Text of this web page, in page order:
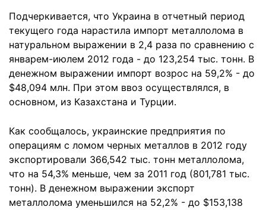
Подчеркивается, что Украина в отчетный период
текущего года нарастила импорт металлолома в
натуральном выражении в 2,4 раза по сравнению с
январем-июлем 2012 года - до 123,254 тыс. тонн. В
денежном выражении импорт возрос на 59,2% - до
$48,094 млн. При этом ввоз осуществлялся, в
основном, из Казахстана и Турции.
Как сообщалось, украинские предприятия по
операциям с ломом черных металлов в 2012 году
экспортировали 366,542 тыс. тонн металлолома,
что на 54,3% меньше, чем за 2011 год (801,781 тыс.
тонн). В денежном выражении экспорт
металлолома уменьшился на 52,2% - до $153,138